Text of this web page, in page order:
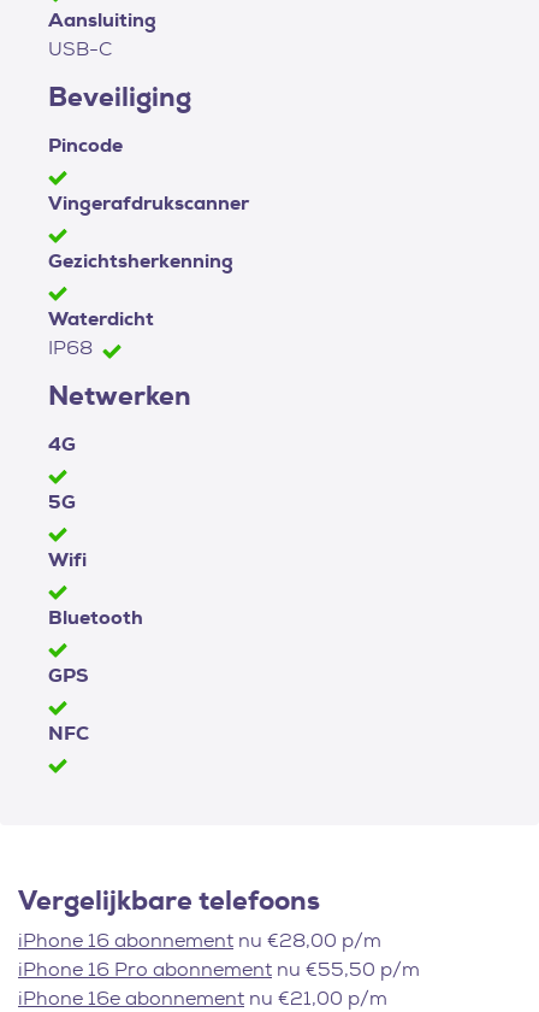
Aansluiting
USB-C
Beveiliging
Pincode
Vingerafdrukscanner
Gezichtsherkenning
Waterdicht
IP68
Netwerken
4G
5G
Wifi
Bluetooth
GPS
NFC
Vergelijkbare telefoons
iPhone 16 abonnement nu €28,00 p/m
iPhone 16 Pro abonnement nu €55,50 p/m
iPhone 16e abonnement nu €21,00 p/m